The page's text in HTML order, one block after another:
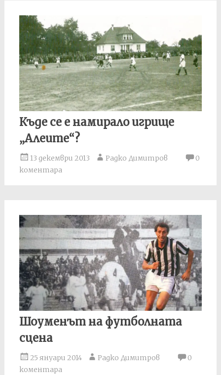
Къде се е намирало игрище
„Алеите“?
13 декември 2013 Радко Димитров
0
коментара
Шоуменът на футболната
сцена
25 януари 2014 Радко Димитров
0
коментара